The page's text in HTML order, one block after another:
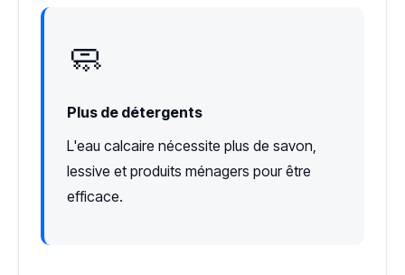
🧼
Plus de détergents
L'eau calcaire nécessite plus de savon,
lessive et produits ménagers pour être
efficace.